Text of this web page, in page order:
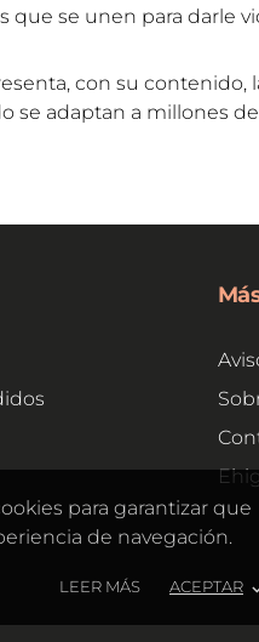
para garantizar que
de navegación.
LEER MÁS ACEPTAR
que se unen para darle
con su contenido,
se adaptan a millones